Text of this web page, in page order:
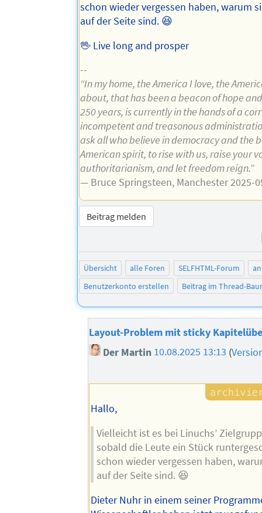
schon wieder vergessen haben, warum
auf der Seite sind. 😆
🖖 Live long and prosper
--
“In my home, the America I love, the
about, that has been a beacon of hope
250 years, is currently in the hands of a
incompetent and treasonous
ask all who believe in democracy and the
American spirit, to rise with us, raise your
authoritarianism, and let freedom reign.”
— Bruce Springsteen, Manchester 2025-
Beitrag melden
Übersicht alle Foren SELFHTML-Forum
Benutzerkonto erstellen
Beitrag im Thread-
Layout-Problem mit sticky
Der Martin 10.08.2025 13:13 (
Hallo,
Vielleicht ist es bei Linuchs’
sobald die Leute ein Stück
schon wieder vergessen haben,
auf der Seite sind. 😆
Dieter Nuhr in einem seiner